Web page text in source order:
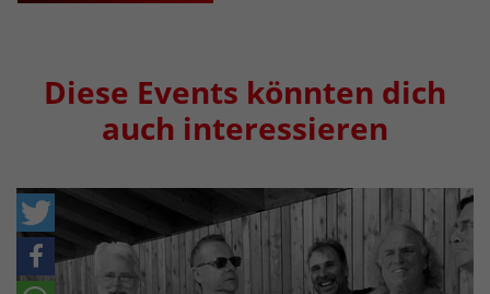
Diese Events könnten dich
auch interessieren